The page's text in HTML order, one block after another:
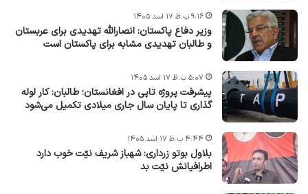
وزیر دفاع پاکستان: انصارالله تهدیدی برای عربستان
و طالبان تهدیدی مشابه برای پاکستان است
۹:۱۶ ب.ظ ۱۷ اسد ۱۴۰۵
پیشرفت پروژه‌ تاپی در افغانستان؛ طالبان: کار لوله
گذاری تا پایان سال جاری میلادی تکمیل می‌شود
۵:۰۷ ب.ظ ۱۷ اسد ۱۴۰۵
بلاول بوتو زرداری: شهباز شریف نیّت خوب دارد
اطرافیانش نیّت بد
۴:۴۴ ب.ظ ۱۷ اسد ۱۴۰۵